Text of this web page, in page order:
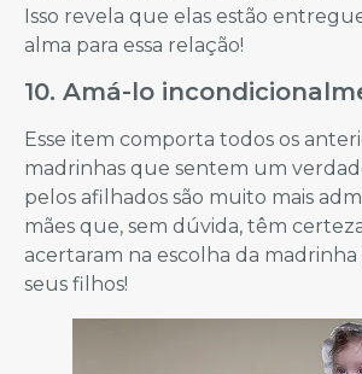
Isso revela que elas estão
alma para essa relação!
10. Amá-lo
Esse item comporta todos os
madrinhas que sentem um
pelos afilhados são muito mais
mães que, sem dúvida, têm
acertaram na escolha da
seus filhos!